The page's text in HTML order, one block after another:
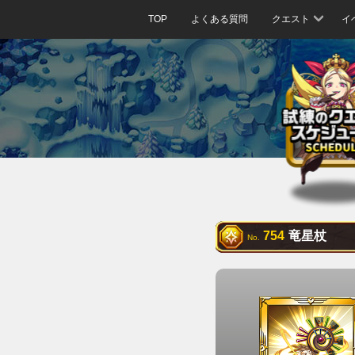
TOP よくある質問 クエスト イ
No. 754 竜星杖